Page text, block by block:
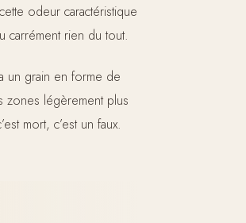
odeur caractéristique
carrément rien du tout.
un grain en forme de
zones légèrement plus
mort, c’est un faux.